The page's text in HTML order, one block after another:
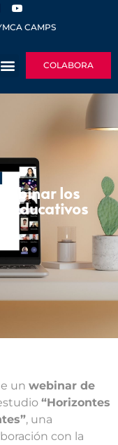
CAMPS
COLABORA
los
Educativos
un webinar de
“Horizontes
, una
con la